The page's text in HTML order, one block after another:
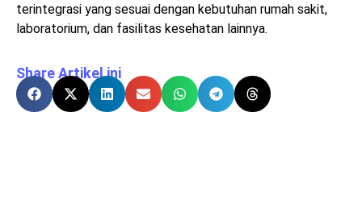
terintegrasi yang sesuai dengan kebutuhan rumah sakit,
laboratorium, dan fasilitas kesehatan lainnya.
Share Artikel ini